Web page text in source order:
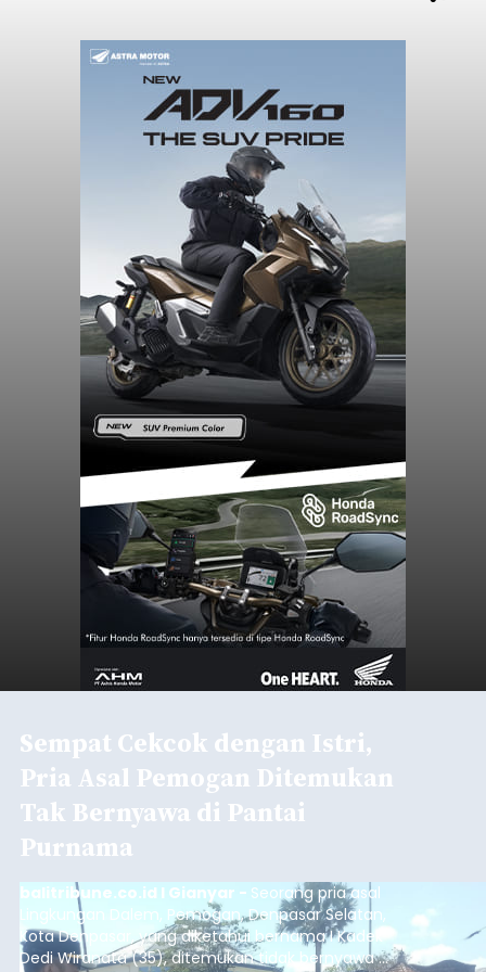
Sempat Cekcok dengan Istri,
Pria Asal Pemogan Ditemukan
Tak Bernyawa di Pantai
Purnama
balitribune.co.id I Gianyar - Seorang pria asal
Lingkungan Dalem, Pemogan, Denpasar Selatan,
Kota Denpasar, yang diketahui bernama I Kadek
Dedi Wiranata (35), ditemukan tidak bernyawa di